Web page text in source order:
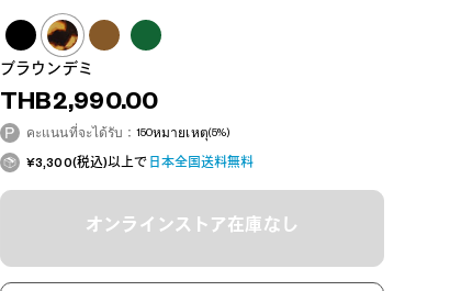
ブラウンデミ
THB2,990.00
คะแนนที่จะได้รับ：150หมายเหตุ(5%)
¥3,300(税込)以上で 日本全国送料無料
オンラインストア在庫なし